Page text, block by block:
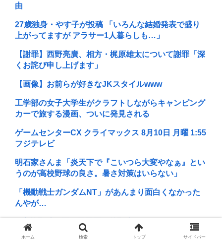
由
27歳独身・やす子が投稿 「いろんな結婚発表で盛り
上がってますが アラサー1人暮らしも…」
【謝罪】西野亮廣、相方・梶原雄太について謝罪「深
くお詫び申し上げます」
【画像】お前らが好きなJKスタイルwww
工学部の女子大学生がクラフトしながらキャンピング
カーで旅する漫画、ついに発見される
ゲームセンターCX クライマックス 8月10日 月曜 1:55
フジテレビ
明石家さんま「炎天下で『こいつら大変やなぁ』とい
うのが高校野球の良さ。暑さ対策はいらない」
「機動戦士ガンダムNT」があんまり面白くなかった
んやが…
⚾高校野球、夏の甲子園、外野席がガラガラらしい
彼氏がいないと謳いケツのデカさで売れてタワマンを
ホーム 検索 トップ サイドバー